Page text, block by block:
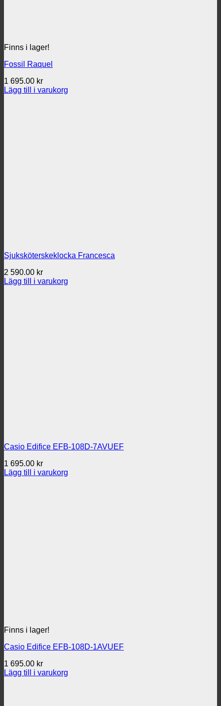
Finns i lager!
Fossil Raquel
1 695.00 kr
Lägg till i varukorg
Sjuksköterskeklocka Francesca
2 590.00 kr
Lägg till i varukorg
Casio Edifice EFB-108D-7AVUEF
1 695.00 kr
Lägg till i varukorg
Finns i lager!
Casio Edifice EFB-108D-1AVUEF
1 695.00 kr
Lägg till i varukorg